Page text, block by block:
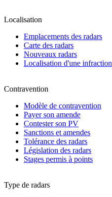
Localisation
Emplacements des radars
Carte des radars
Nouveaux radars
Localisation d'une infraction
Contravention
Modèle de contravention
Payer son amende
Contester son PV
Sanctions et amendes
Tolérance des radars
Législation des radars
Stages permis à points
Type de radars